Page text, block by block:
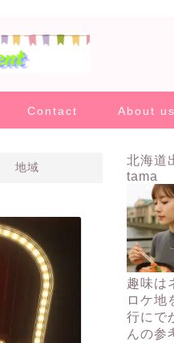
Contact About us
地域
北海道
tama
趣味は
ロケ地
行にで
んの参